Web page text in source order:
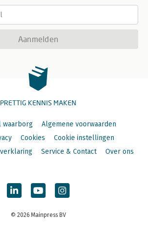
Aanmelden
PRETTIG KENNIS MAKEN
waarborg
Algemene voorwaarden
Cookies
Cookie instellingen
Service & Contact Over ons
© 2026 Mainpress BV